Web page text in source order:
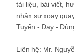
tài liệu, bài viết,
nhân sự xoay
Tuyển - Dạy -
Liên hệ: Mr.